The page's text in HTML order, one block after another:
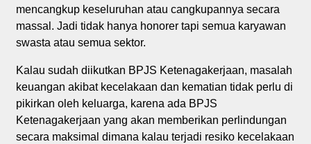
mencangkup keseluruhan atau cangkupannya secara
massal. Jadi tidak hanya honorer tapi semua karyawan
swasta atau semua sektor.
Kalau sudah diikutkan BPJS Ketenagakerjaan, masalah
keuangan akibat kecelakaan dan kematian tidak perlu di
pikirkan oleh keluarga, karena ada BPJS
Ketenagakerjaan yang akan memberikan perlindungan
secara maksimal dimana kalau terjadi resiko kecelakaan